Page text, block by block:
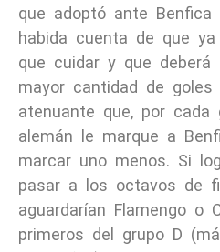
que adoptó ante Benfica
habida cuenta de que
que cuidar y que
mayor cantidad de
atenuante que, por cada
alemán le marque a
marcar uno menos. Si
pasar a los octavos de
aguardarían Flamengo o
primeros del grupo D